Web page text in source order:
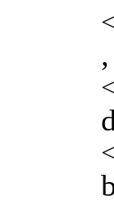
<
<
<